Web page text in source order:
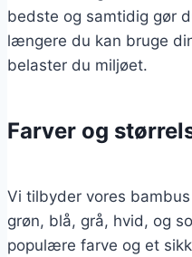
bedste og samtidig gør
længere du kan bruge
belaster du miljøet.
Farver og
Vi tilbyder vores
grøn, blå, grå, hvid, og
populære farve og et